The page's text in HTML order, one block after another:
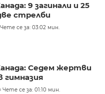
9 загинали и 25
стрелби
Чете се за: 03:02 мин.
Седем жертви
гимназия
Чете се за: 01:10 мин.